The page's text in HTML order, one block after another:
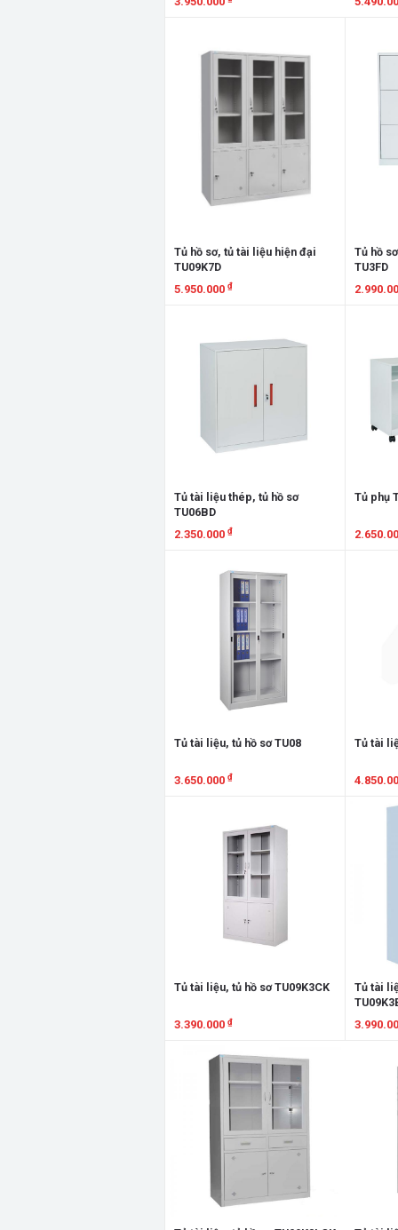
Tủ hồ sơ, tủ tài liệu hiện đại
TU09K7D
5.950.000 ₫
Tủ hồ
TU3FD
Tủ tài liệu thép, tủ hồ sơ
TU06BD
2.350.000 ₫
Tủ phụ
Tủ tài liệu, tủ hồ sơ TU08
3.650.000 ₫
Tủ tài
Xem
Tủ tài liệu, tủ hồ sơ TU09K3CK
3.390.000 ₫
Xem chi tiết
Tủ tài